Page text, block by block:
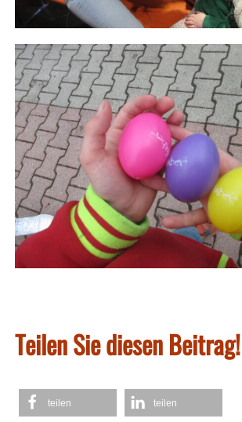
Teilen Sie diesen Beitrag!
teilen teilen